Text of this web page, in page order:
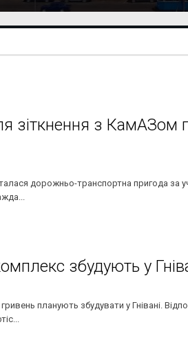
зіткнення з
дорожньо-транспортна пригода за
збудують у
планують збудувати у Гнівані.